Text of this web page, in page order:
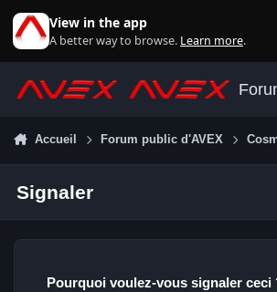
View in the app
A better way to browse. Learn more.
Accueil Forum public d'AVEX
Signaler
Pourquoi voulez-vous signaler ceci